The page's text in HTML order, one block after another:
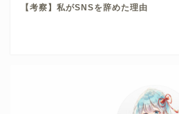
【考察】私がSNSを辞めた理由